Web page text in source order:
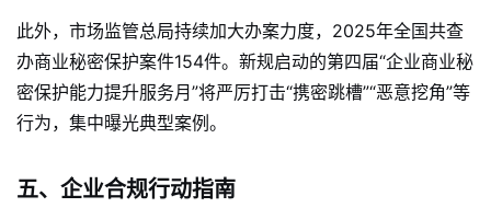
此外，市场监管总局持续加大办案力度，2025年全国共查
办商业秘密保护案件154件。新规启动的第四届“企业商业秘
密保护能力提升服务月”将严厉打击“携密跳槽”“恶意挖角”等
行为，集中曝光典型案例 。
五、企业合规行动指南